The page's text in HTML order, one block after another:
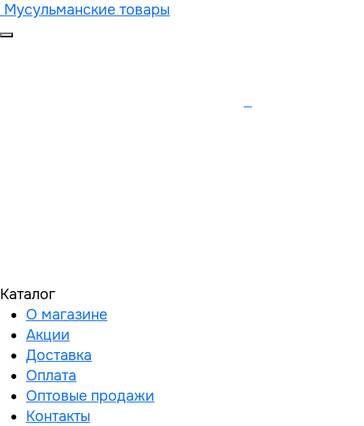
Мусульманские товары
Каталог
О магазине
Акции
Доставка
Оплата
Оптовые продажи
Контакты